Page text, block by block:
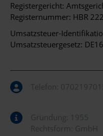
Registergericht:
Registernummer: HBR
Umsatzsteuer-
Umsatzsteuergesetz:
Telefon:
Gründung: 1955
Rechtsform: GmbH